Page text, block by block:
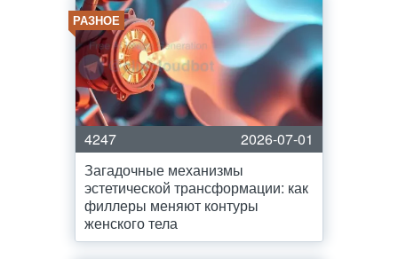
РАЗНОЕ
4247
2026-07-01
Загадочные механизмы
эстетической трансформации: как
филлеры меняют контуры
женского тела